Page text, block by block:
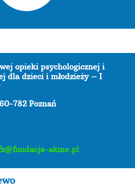
opieki psychologicznej i
dla dzieci i młodzieży – I
782 Poznań
akme.pl